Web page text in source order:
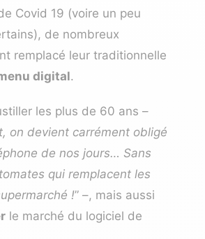
Covid 19 (voire un peu
de nombreux
remplacé leur traditionnelle
digital.
les plus de 60 ans –
on devient carrément obligé
de nos jours… Sans
qui remplacent les
!” –, mais aussi
le marché du logiciel de